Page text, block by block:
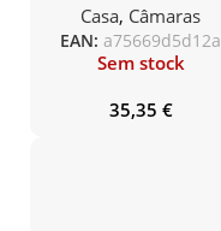
Casa, Câmaras
EAN: a75669d5d12a
Sem stock
35,35 €